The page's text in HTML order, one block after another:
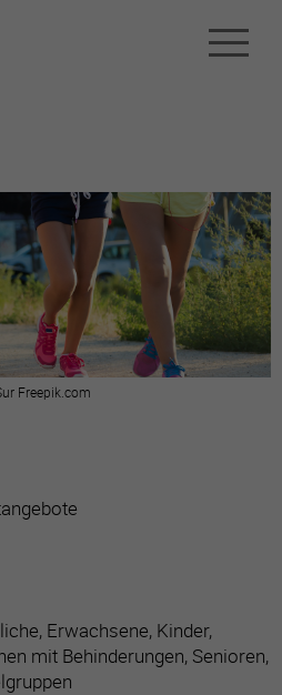
Freepik.com
Erwachsene, Kinder,
mit Behinderungen, Senioren,